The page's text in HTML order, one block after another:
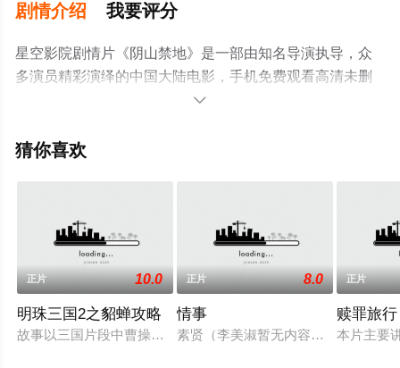
剧情介绍 我要评分
星空影院剧情片《阴山禁地》是一部由知名导演执导，众
多演员精彩演绎的中国大陆电影，手机免费观看高清未删
减完整版电影大全就上星空电影网，更多相关信息可移步

猜你喜欢
正片 10.0
明珠三国2之貂蝉攻略
故事以三国片段中曹操为刺杀董卓，只身前往虎穴献刀，司徒
正片 8.0
情事
素贤（李美淑暂无内容饰）有一个美
正片
赎罪旅行
本片主要